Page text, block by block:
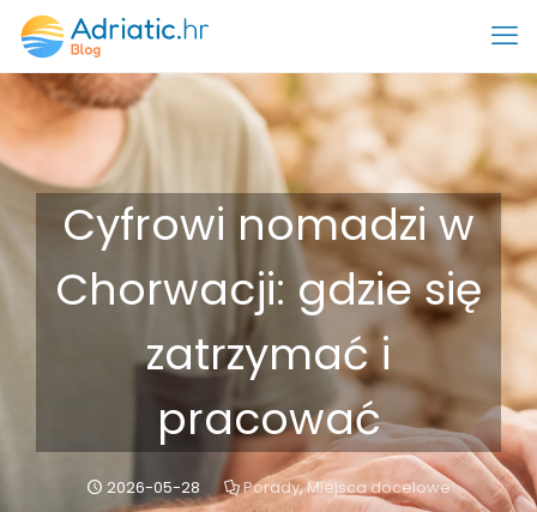
Cyfrowi nomadzi w
Chorwacji: gdzie się
zatrzymać i
pracować
2026-05-28 Porady,Miejsca docelowe